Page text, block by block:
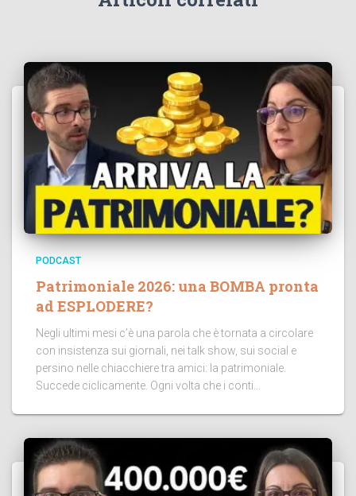
PODCAST
Patrimoniale 2026: una BOMBA pronta
ad ESPLODERE?
Negli ultimi mesi c’è una parola che è tornata a circolare
con insistenza sui giornali, nei talk show, sui social e
persino nelle chiacchiere tra amici: la patrimoniale.
Succede ciclicamente. Ogni volta che i conti...